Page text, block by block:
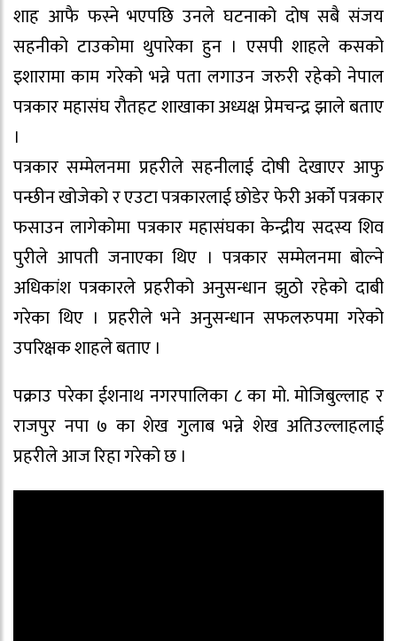
शाह आफै फस्ने भएपछि उनले घटनाको दोष सबै संजय
सहनीको टाउकोमा थुपारेका हुन । एसपी शाहले कसको
इशारामा काम गरेको भन्ने पता लगाउन जरुरी रहेको नेपाल
पत्रकार महासंघ रौतहट शाखाका अध्यक्ष प्रेमचन्द्र झाले बताए
।
पत्रकार सम्मेलनमा प्रहरीले सहनीलाई दोषी देखाएर आफु
पन्छीन खोजेको र एउटा पत्रकारलाई छोडेर फेरी अर्को पत्रकार
फसाउन लागेकोमा पत्रकार महासंघका केन्द्रीय सदस्य शिव
पुरीले आपती जनाएका थिए । पत्रकार सम्मेलनमा बोल्ने
अधिकांश पत्रकारले प्रहरीको अनुसन्धान झुठो रहेको दाबी
गरेका थिए । प्रहरीले भने अनुसन्धान सफलरुपमा गरेको
उपरिक्षक शाहले बताए ।
पक्राउ परेका ईशनाथ नगरपालिका ८ का मो. मोजिबुल्लाह र
राजपुर नपा ७ का शेख गुलाब भन्ने शेख अतिउल्लाहलाई
प्रहरीले आज रिहा गरेको छ ।